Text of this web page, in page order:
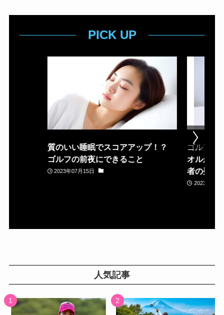
PICK UP
質のいい睡眠でスコアアップ！？
ゴルフの前夜にできること
2023年07月15日
ゴルフ場
オルが置
者の疑問
2023年05月
人気記事